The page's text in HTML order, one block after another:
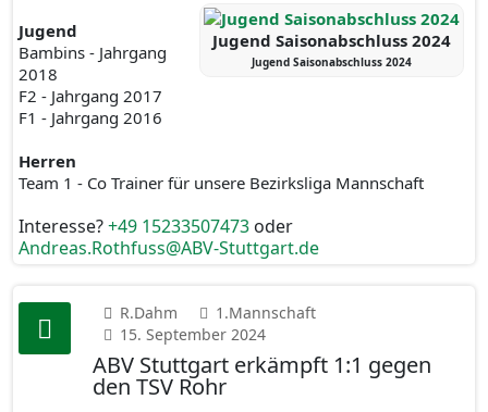
Jugend Saisonabschluss 2024
Jugend Saisonabschluss 2024
Jugend
Bambins - Jahrgang
2018
F2 - Jahrgang 2017
F1 - Jahrgang 2016
Herren
Team 1 - Co Trainer für unsere Bezirksliga Mannschaft
Interesse?+49 15233507473 oder
Andreas.Rothfuss@ABV-Stuttgart.de
R.Dahm
1.Mannschaft
15. September 2024
ABV Stuttgart erkämpft 1:1 gegen
den TSV Rohr